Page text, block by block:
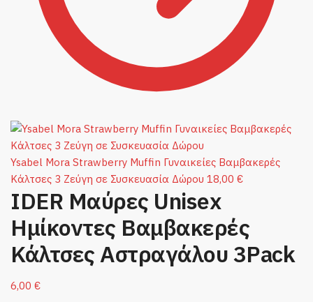
Ysabel Mora Strawberry Muffin Γυναικείες Βαμβακερές
Κάλτσες 3 Ζεύγη σε Συσκευασία Δώρου 18,00 €
IDER Μαύρες Unisex
Ημίκοντες Βαμβακερές
Κάλτσες Αστραγάλου 3Pack
6,00 €